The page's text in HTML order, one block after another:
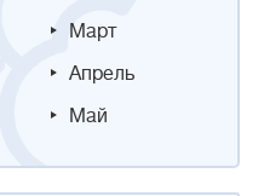
Март
Апрель
Май